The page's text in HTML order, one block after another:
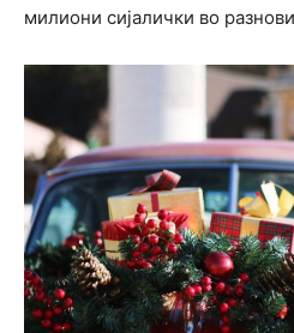
милиони сијалички во